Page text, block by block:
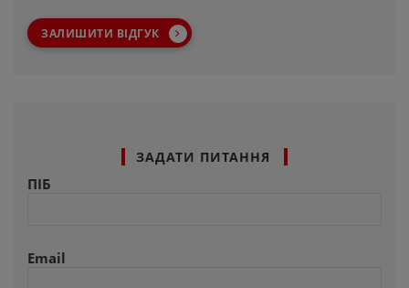
ЗАЛИШИТИ ВІДГУК
ЗАДАТИ ПИТАННЯ
ПІБ
Email